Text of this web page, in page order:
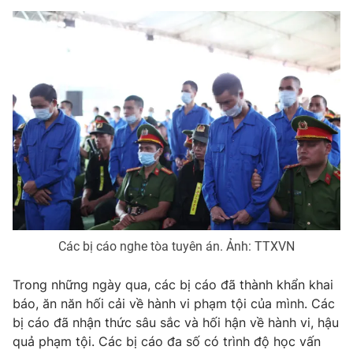
Khán giả
Sao
Giáo dục
Tuyển sinh
Học trực tuyến
Hitech Công nghệ tương lai
Sản phẩm
Thị trường
Tư vấn
Giao lưu trực tuyến
Lịch phát sóng
Chuyên mục khác
Emagazine Podcast
Photo Infographic
Video Shorts video
Các bị cáo nghe tòa tuyên án. Ảnh: TTXVN
Trong những ngày qua, các bị cáo đã thành khẩn khai
báo, ăn năn hối cải về hành vi phạm tội của mình. Các
bị cáo đã nhận thức sâu sắc và hối hận về hành vi, hậu
quả phạm tội. Các bị cáo đa số có trình độ học vấn